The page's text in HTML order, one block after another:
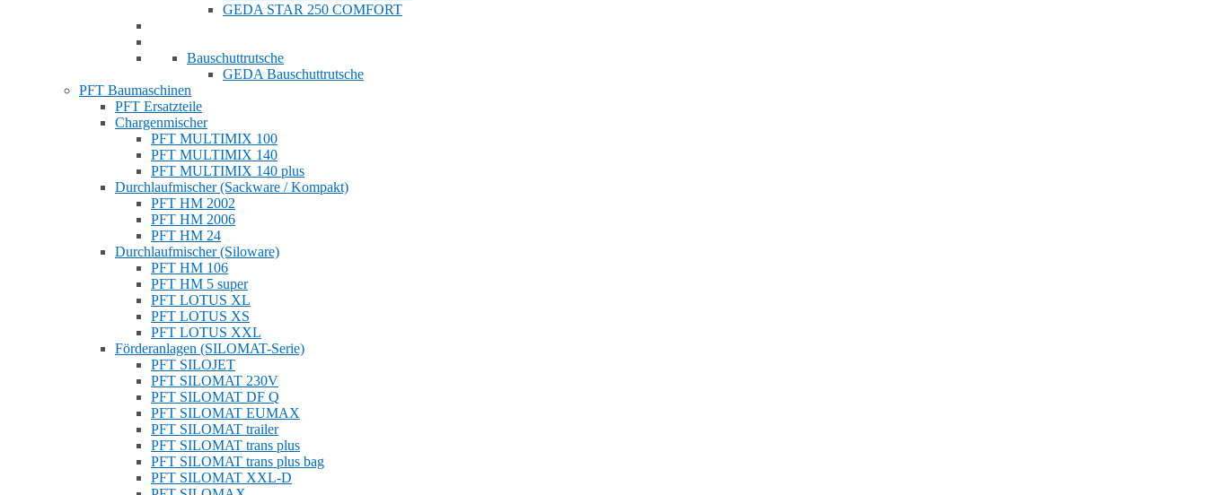
GEDA STAR 250 COMFORT
Bauschuttrutsche
GEDA Bauschuttrutsche
PFT Baumaschinen
PFT Ersatzteile
Chargenmischer
PFT MULTIMIX 100
PFT MULTIMIX 140
PFT MULTIMIX 140 plus
Durchlaufmischer (Sackware / Kompakt)
PFT HM 2002
PFT HM 2006
PFT HM 24
Durchlaufmischer (Siloware)
PFT HM 106
PFT HM 5 super
PFT LOTUS XL
PFT LOTUS XS
PFT LOTUS XXL
Förderanlagen (SILOMAT-Serie)
PFT SILOJET
PFT SILOMAT 230V
PFT SILOMAT DF Q
PFT SILOMAT EUMAX
PFT SILOMAT trailer
PFT SILOMAT trans plus
PFT SILOMAT trans plus bag
PFT SILOMAT XXL-D